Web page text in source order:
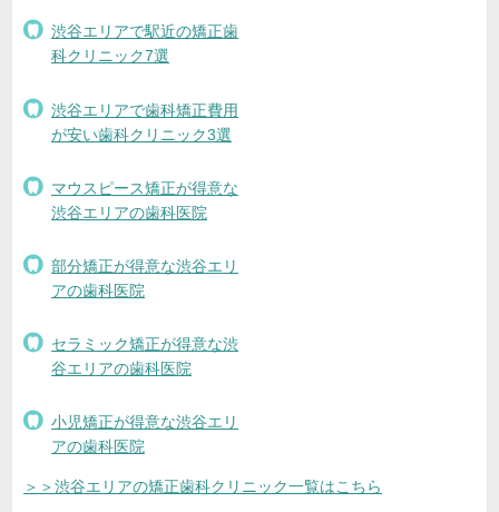
渋谷エリアで駅近の矯正歯
科クリニック7選
渋谷エリアで歯科矯正費用
が安い歯科クリニック3選
マウスピース矯正が得意な
渋谷エリアの歯科医院
部分矯正が得意な渋谷エリ
アの歯科医院
セラミック矯正が得意な渋
谷エリアの歯科医院
小児矯正が得意な渋谷エリ
アの歯科医院
＞＞渋谷エリアの矯正歯科クリニック一覧はこちら